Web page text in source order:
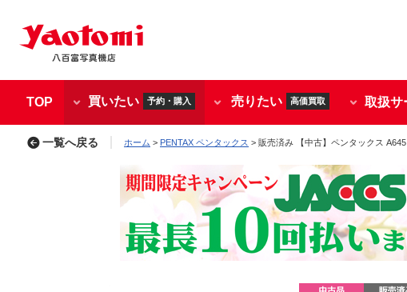
TOP 買いたい 予約・購入 売りたい 高価買取 取扱サ
一覧へ戻る ホーム > PENTAX ペンタックス > 販売済み 【中古】ペンタックス